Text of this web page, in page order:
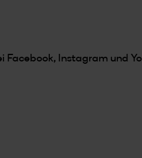
Instagram und